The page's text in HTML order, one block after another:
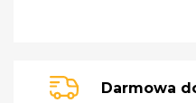
Darmowa